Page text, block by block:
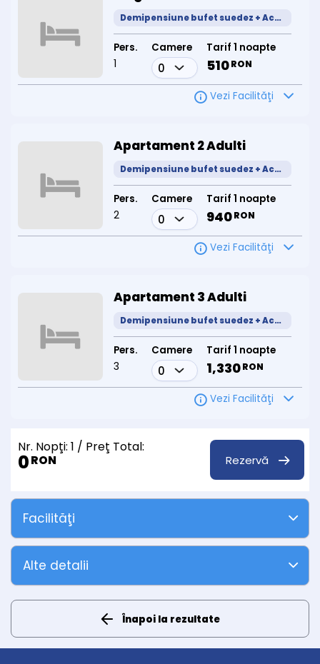
Distanțe către puncte de interes:
Râmnicu Vâlcea – 21 km
Brașov – 190 km
Prin combinația ideală între servicii hoteliere moderne,
este alegerea ideală pentru familii, seniori, grupuri organizate sau
cupluri în căutare de liniște și revitalizare.
Acceptăm tichete de vacanță
Oferim pachete cu tratament și cazare
Acces facil din toată țara (București – 196 km, Sibiu – 77 km)
Demipensiune bufet suedez + Acces SPa
Pers.
1
Camere Tarif 1 noapte
510RON
Vezi Facilităţi
Apartament 2 Adulti
Demipensiune bufet suedez + Acces SPa
Pers.
2
Camere Tarif 1 noapte
940RON
Vezi Facilităţi
Apartament 3 Adulti
Demipensiune bufet suedez + Acces SPa
Pers.
3
Camere Tarif 1 noapte
1,330RON
Vezi Facilităţi
Nr. Nopţi: 1 / Preţ Total:
0RON Rezervă
Facilităţi
Alte detalii
Înapoi la rezultate